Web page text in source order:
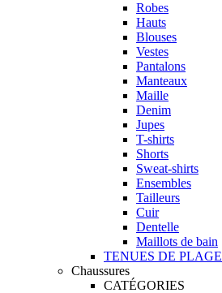
Robes
Hauts
Blouses
Vestes
Pantalons
Manteaux
Maille
Denim
Jupes
T-shirts
Shorts
Sweat-shirts
Ensembles
Tailleurs
Cuir
Dentelle
Maillots de bain
TENUES DE PLAGE
Chaussures
CATÉGORIES